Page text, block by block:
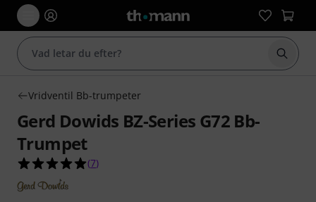
Börja
Vridventil Bb-trumpeter
Gerd Dowids BZ-Series G72 Bb-
Trumpet
5.0 av 5 stjärnor från 7 kundbetyg
(7)